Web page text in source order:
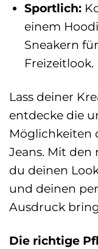
Sportlich:
einem
Sneakern
Freizeitlook.
Lass deiner
entdecke die
Möglichkeiten
Jeans. Mit den
du deinen
und deinen
Ausdruck
Die richtige